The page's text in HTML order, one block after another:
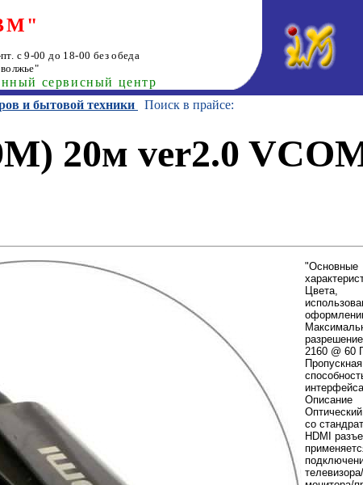
с 9-00 до 18-00 без обеда
сервисный центр
и бытовой техники Поиск в прайсе:
20м ver2.0
"Основные
Цвета,
2160 @ 60
Пропускная
Описание
со
HDMI
телевизора/